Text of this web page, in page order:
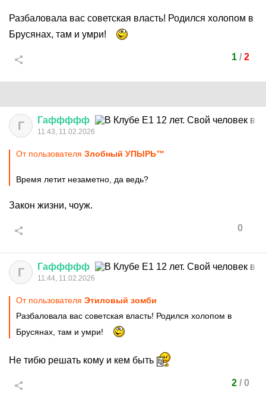
Разбаловала вас советская власть! Родился холопом в
Брусянах, там и умри!
1/ 2
Г Гаффффф
11:43, 11.02.2026
От пользователя Злобный УПЫРЬ™
Время летит незаметно, да ведь?
Закон жизни, чоуж.
0
Г Гаффффф
11:44, 11.02.2026
От пользователя Этиловый зомби
Разбаловала вас советская власть! Родился холопом в
Брусянах, там и умри!
Не тибю решать кому и кем быть
2/ 0